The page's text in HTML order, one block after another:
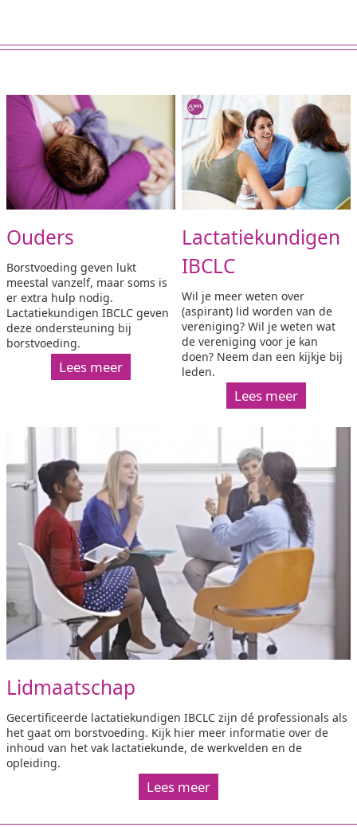
Ouders
Borstvoeding geven lukt
meestal vanzelf, maar soms is
er extra hulp nodig.
Lactatiekundigen IBCLC geven
deze ondersteuning bij
borstvoeding.
Lees meer
Lactatiekundigen
IBCLC
Wil je meer weten over
(aspirant) lid worden van de
vereniging? Wil je weten wat
de vereniging voor je kan
doen? Neem dan een kijkje bij
leden.
Lees meer
Lidmaatschap
Gecertificeerde lactatiekundigen IBCLC zijn dé professionals als
het gaat om borstvoeding. Kijk hier meer informatie over de
inhoud van het vak lactatiekunde, de werkvelden en de
opleiding.
Lees meer